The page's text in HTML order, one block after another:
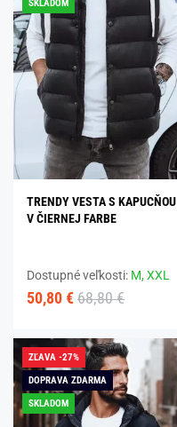
SKLADOM
TRENDY VESTA S KAPUCŇOU
V ČIERNEJ FARBE
Dostupné veľkosti: M,XXL
50,80 € 68,80 €
ZĽAVA -27%
DOPRAVA ZDARMA
SKLADOM